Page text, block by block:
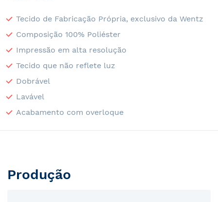
Tecido de Fabricação Própria, exclusivo da Wentz
Composição 100% Poliéster
Impressão em alta resolução
Tecido que não reflete luz
Dobrável
Lavável
Acabamento com overloque
Produção